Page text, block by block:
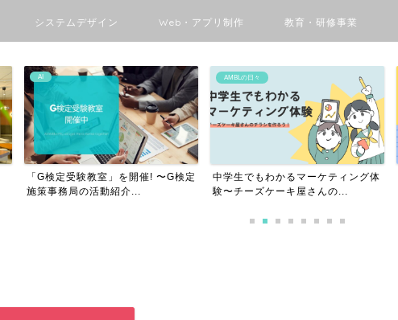
システムデザイン Web・アプリ制作 教育・研修事業
AI
「G検定受験教室」を開催! 〜G検定
施策事務局の活動紹介...
AMBLの日々
中学生でもわかるマーケティング体
験〜チーズケーキ屋さんの...